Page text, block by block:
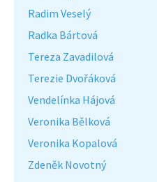
Radim Veselý
Radka Bártová
Tereza Zavadilová
Terezie Dvořáková
Vendelínka Hájová
Veronika Bělková
Veronika Kopalová
Zdeněk Novotný